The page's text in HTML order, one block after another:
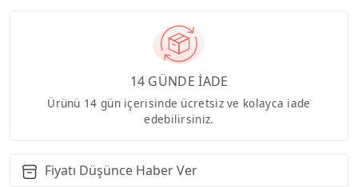
14 GÜNDE İADE
Ürünü 14 gün içerisinde ücretsiz ve kolayca iade
edebilirsiniz.
Fiyatı Düşünce Haber Ver